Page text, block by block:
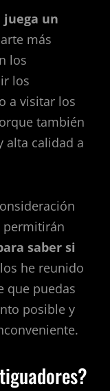
juega un
más
los
los
a visitar los
también
alta calidad a
permitirán
saber si
los he reunido
que puedas
posible y